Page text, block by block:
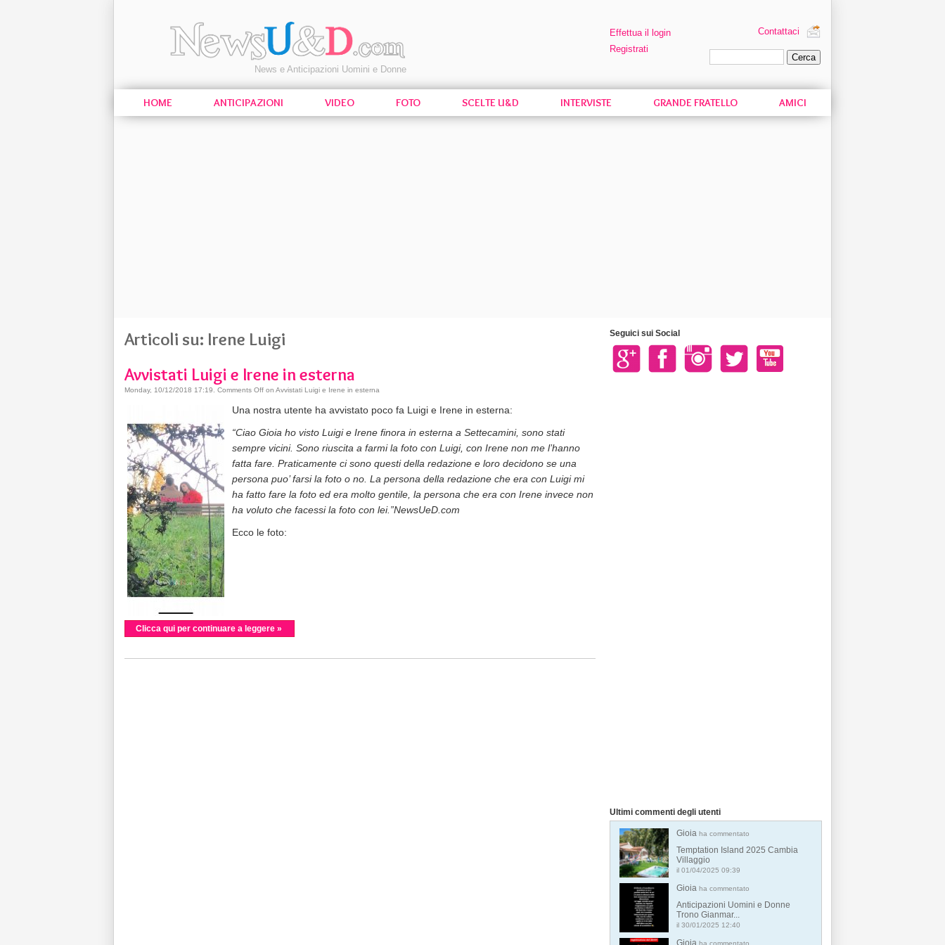
News e Anticipazioni Uomini e Donne
Effettua il login
Registrati
Contattaci
HOME ANTICIPAZIONI VIDEO FOTO SCELTE U&D INTERVISTE GRANDE FRATELLO AMICI
Articoli su: Irene Luigi
Avvistati Luigi e Irene in esterna
Monday, 10/12/2018 17:19 Comments Off on Avvistati Luigi e Irene in esterna
Una nostra utente ha avvistato poco fa Luigi e Irene in esterna:
“Ciao Gioia ho visto Luigi e Irene finora in esterna a Settecamini, sono stati
sempre vicini. Sono riuscita a farmi la foto con Luigi, con Irene non me l’hanno
fatta fare. Praticamente ci sono questi della redazione e loro decidono se una
persona puo’ farsi la foto o no. La persona della redazione che era con Luigi mi
ha fatto fare la foto ed era molto gentile, la persona che era con Irene invece non
ha voluto che facessi la foto con lei.”NewsUeD.com
Ecco le foto:
Clicca qui per continuare a leggere »
Seguici sui Social
Ultimi commenti degli utenti
Gioia ha commentato
Temptation Island 2025 Cambia
Villaggio
il 01/04/2025 09:39
Gioia ha commentato
Anticipazioni Uomini e Donne
Trono Gianmar...
il 30/01/2025 12:40
Gioia ha commentato